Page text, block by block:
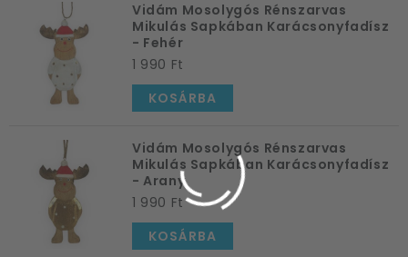
Vidám Mosolygós Rénszarvas
Mikulás Sapkában Karácsonyfadísz
- Fehér
1 990 Ft
KOSÁRBA
Vidám Mosolygós Rénszarvas
Mikulás Sapkában Karácsonyfadísz
- Arany
1 990 Ft
KOSÁRBA